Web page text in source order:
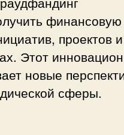
финансовую
проектов и
Этот
новые
сферы.